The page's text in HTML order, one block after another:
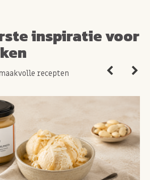
inspiratie voor
recepten